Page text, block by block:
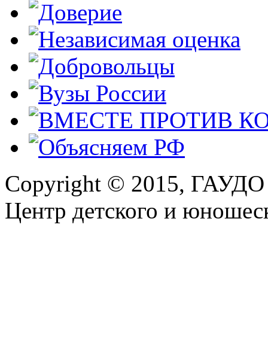
Copyright © 2015, ГАУДО
Центр детского и